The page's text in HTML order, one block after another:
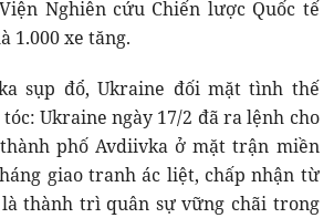
Nghiên cứu Chiến lược Quốc tế
1.000 xe tăng.
sụp đổ, Ukraine đối mặt tình thế
Ukraine ngày 17/2 đã ra lệnh cho
phố Avdiivka ở mặt trận miền
giao tranh ác liệt, chấp nhận từ
thành trì quân sự vững chãi trong